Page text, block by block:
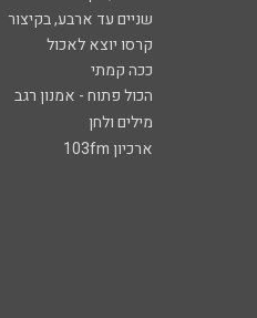
שניים עד ארבע, בקיצור
קרסו יוצא לאכול
ככה קמתי
הכול פתוח - אמנון רגב
מילים ולחן
ארכיון 103fm